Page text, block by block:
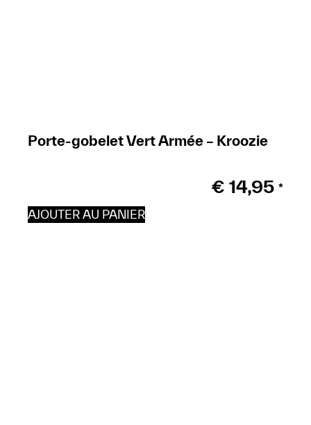
Porte-gobelet Vert Armée – Kroozie
€ 14,95 *
AJOUTER AU PANIER